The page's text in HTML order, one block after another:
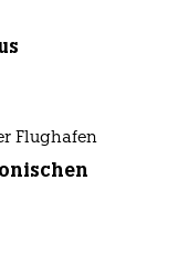
Flughafen